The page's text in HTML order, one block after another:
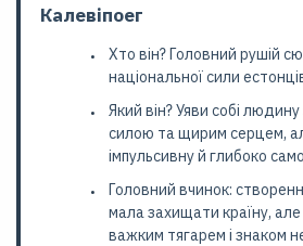
Калевіпоег
Хто він? Головний рушій
національної сили
Який він? Уяви собі
силою та щирим серцем,
імпульсивну й глибоко
Головний вчинок:
мала захищати країну,
важким тягарем і знаком